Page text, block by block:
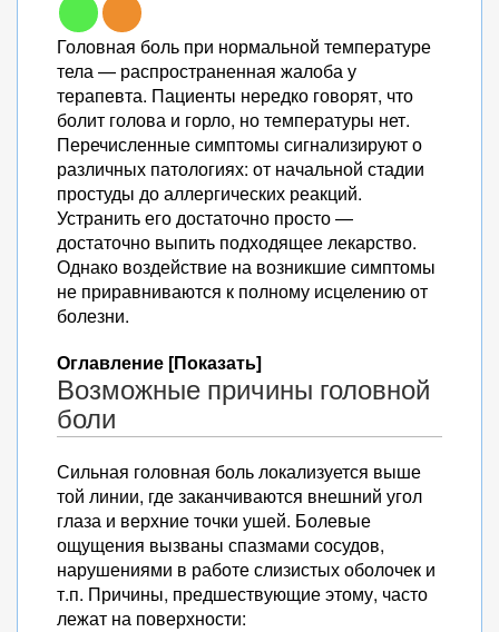
Головная боль при нормальной температуре
тела — распространенная жалоба у
терапевта. Пациенты нередко говорят, что
болит голова и горло, но температуры нет.
Перечисленные симптомы сигнализируют о
различных патологиях: от начальной стадии
простуды до аллергических реакций.
Устранить его достаточно просто —
достаточно выпить подходящее лекарство.
Однако воздействие на возникшие симптомы
не приравниваются к полному исцелению от
болезни.
Оглавление [Показать]
Возможные причины головной
боли
Сильная головная боль локализуется выше
той линии, где заканчиваются внешний угол
глаза и верхние точки ушей. Болевые
ощущения вызваны спазмами сосудов,
нарушениями в работе слизистых оболочек и
т.п. Причины, предшествующие этому, часто
лежат на поверхности: